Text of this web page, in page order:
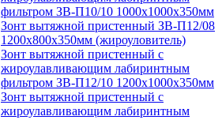
фильтром ЗВ-П10/10 1000х1000х350мм
Зонт вытяжной пристенный ЗВ-П12/08
1200х800х350мм (жироуловитель)
Зонт вытяжной пристенный с
жироулавливающим лабиринтным
фильтром ЗВ-П12/10 1200х1000х350мм
Зонт вытяжной пристенный с
жироулавливающим лабиринтным